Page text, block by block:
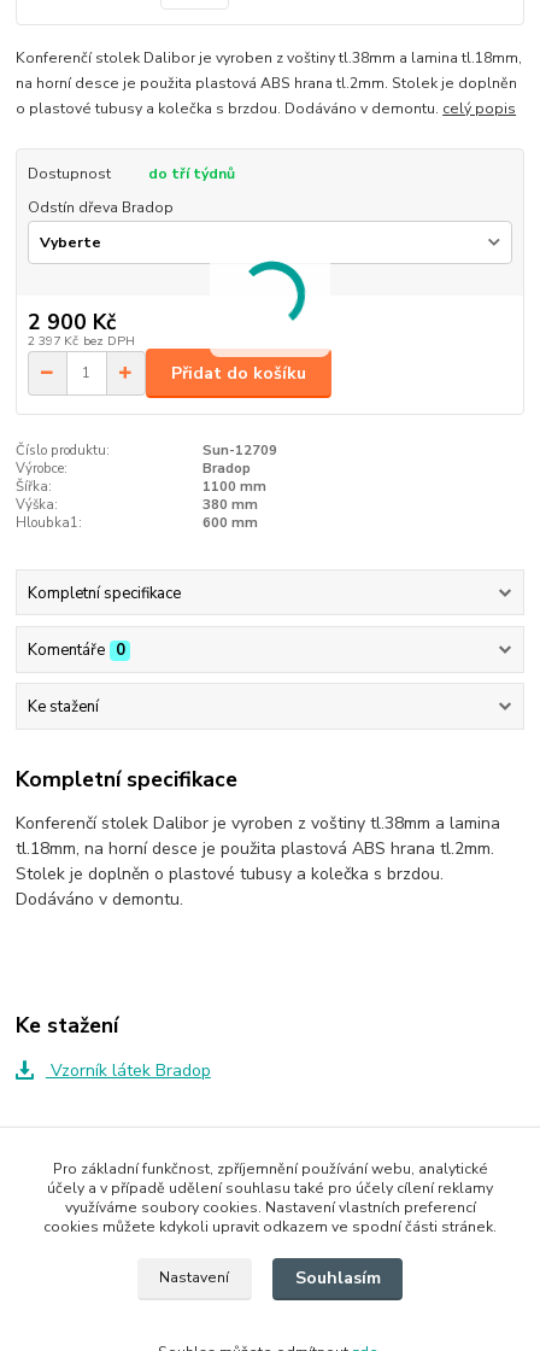
Konferenčí stolek Dalibor je vyroben z voštiny tl.38mm a lamina tl.18mm,
na horní desce je použita plastová ABS hrana tl.2mm. Stolek je doplněn
o plastové tubusy a kolečka s brzdou. Dodáváno v demontu. celý popis
Dostupnost
do tří týdnů
Odstín dřeva Bradop
2 900 Kč
2 397 Kč bez DPH
Přidat do košíku
Číslo produktu:
Sun-12709
Výrobce:
Bradop
Šířka:
1100 mm
Výška:
380 mm
Hloubka1:
600 mm
Kompletní specifikace
Komentáře 0
Ke stažení
Kompletní specifikace
Konferenčí stolek Dalibor je vyroben z voštiny tl.38mm a lamina
tl.18mm, na horní desce je použita plastová ABS hrana tl.2mm.
Stolek je doplněn o plastové tubusy a kolečka s brzdou.
Dodáváno v demontu.
Ke stažení
Vzorník látek Bradop
Zboží zařazeno v kategoriích
Konferenční stoly
Laminové konferenční stoly
Pro základní funkčnost, zpříjemnění používání webu, analytické
účely a v případě udělení souhlasu také pro účely cílení reklamy
využíváme soubory cookies. Nastavení vlastních preferencí
cookies můžete kdykoli upravit odkazem ve spodní části stránek.
Nastavení Souhlasím